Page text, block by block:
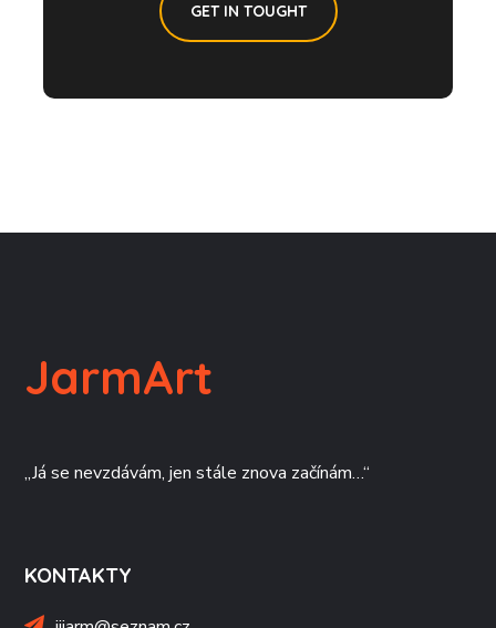
GET IN TOUGHT
JarmArt
„Já se nevzdávám, jen stále znova začínám…“
KONTAKTY